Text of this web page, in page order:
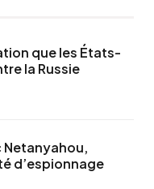
que les États-
la Russie
Netanyahou,
d’espionnage